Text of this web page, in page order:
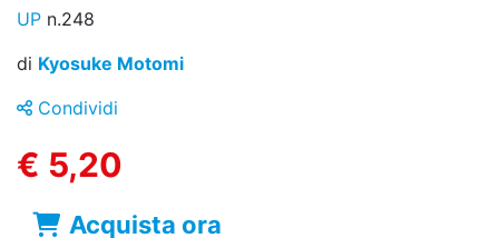
UP n.248
di Kyosuke Motomi
Condividi
€ 5,20
Acquista ora